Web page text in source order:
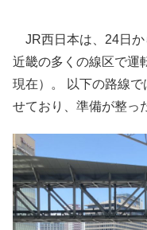
JR西日本は、24日か
近畿の多くの線区で運
現在）。 以下の路線
せており、準備が整っ